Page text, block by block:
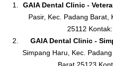
GAIA Dental Clinic -
Pasir, Kec. Padang Barat,
25112
GAIA Dental Clinic -
Simpang Haru, Kec.
Barat 25123